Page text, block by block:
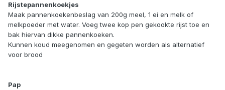
Rijstepannenkoekjes
Maak pannenkoekenbeslag van 200g meel, 1 ei en melk of
melkpoeder met water. Voeg twee kop pen gekookte rijst toe en
bak hiervan dikke pannenkoeken.
Kunnen koud meegenomen en gegeten worden als alternatief
voor brood
Pap